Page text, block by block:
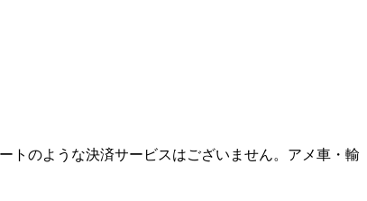
トのような決済サービスはございません。アメ車・輸